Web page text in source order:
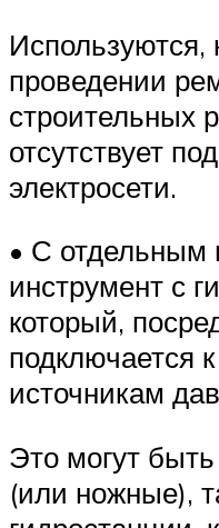
Используются,
проведении
строительных
отсутствует
электросети.
• С отдельным
инструмент с
который,
подключается
источникам
Это могут
(или ножные),